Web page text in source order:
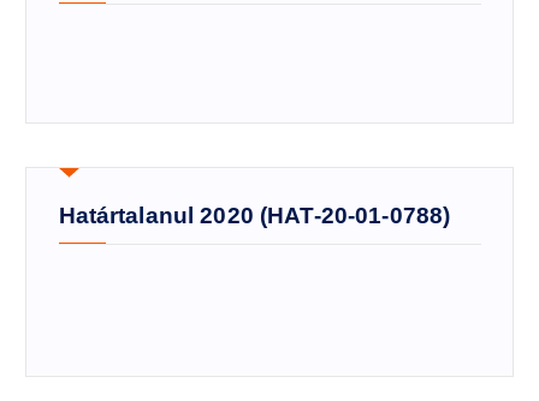
Határtalanul 2020 (HAT-20-01-0788)